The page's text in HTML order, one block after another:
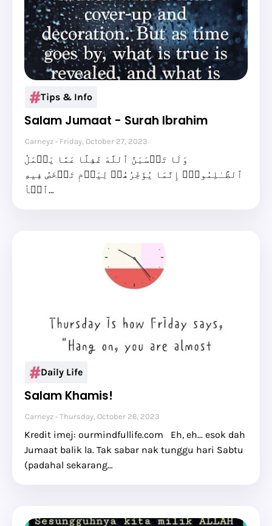
Tips & Info
Salam Jumaat - Surah Ibrahim
Carneyz Friday, October 27, 2023
وَلَا تَحۡسَبَنَّ ٱللَّهَ غَٰفِلًا عَمَّا يَعۡمَلُ
ٱلظَّـٰلِمُونَۚ إِنَّمَا يُؤَخِّرُهُمۡ لِيَوۡمٖ تَشۡخَصُ فِيهِ
ٱلۡأ…
Daily Life
Salam Khamis!
Carneyz Thursday, October 26, 2023
Kredit imej: ourmindfullife.com Eh, eh... esok dah
Jumaat balik la. Tak sabar nak tunggu hari Sabtu
(padahal sekarang…